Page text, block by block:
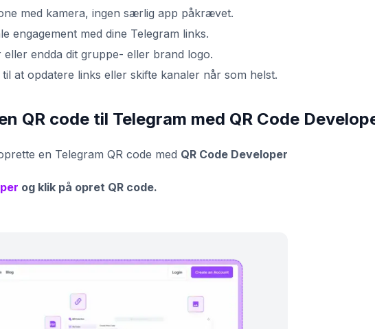
med kamera, ingen særlig app påkrævet.
engagement med dine Telegram links.
endda dit gruppe- eller brand logo.
at opdatere links eller skifte kanaler når som helst.
QR code til Telegram med QR Code
en Telegram QR code med QR Code Developer
og klik på opret QR code.